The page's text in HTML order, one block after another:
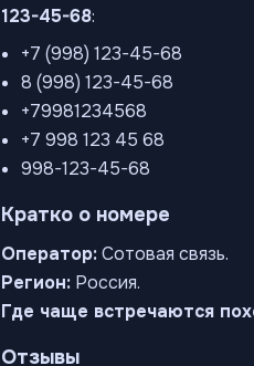
123-45-68:
+7 (998) 123-45-68
8 (998) 123-45-68
+79981234568
+7 998 123 45 68
998-123-45-68
Кратко о номере
Оператор:Сотовая связь.
Регион: Россия.
Где чаще встречаются
Отзывы